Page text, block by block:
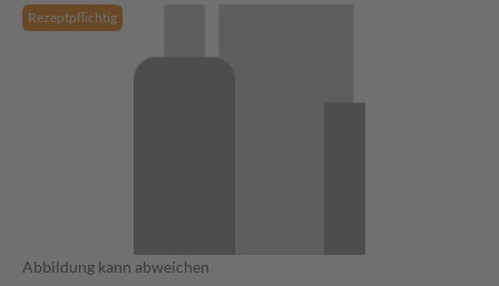
Rezeptpflichtig
Abbildung kann abweichen